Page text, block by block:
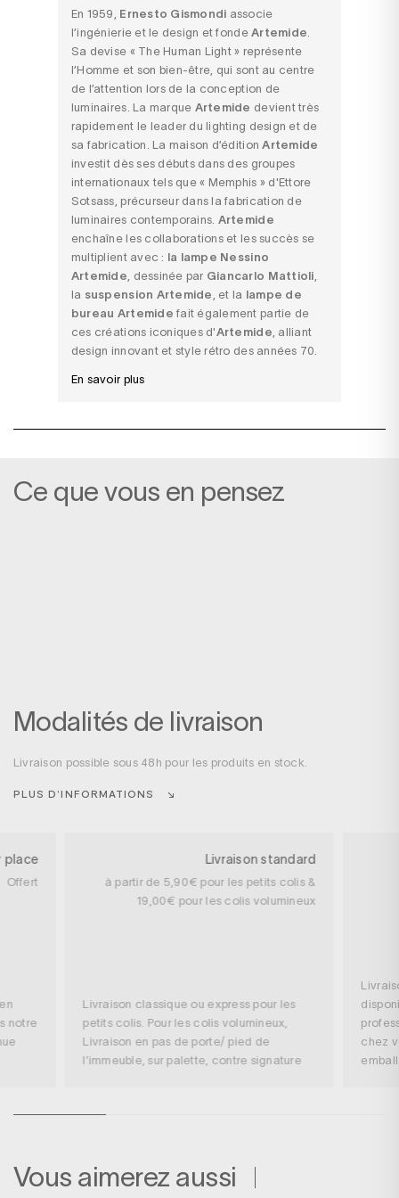
En 1959, Ernesto Gismondi associe
l’ingénierie et le design et fondeArtemide
Sa devise « The Human Light » représente
l’Homme et son bien-être, qui sont au centre
de l’attention lors de la conception de
luminaires. La marque Artemide devient très
rapidement le leader du lighting design et de
sa fabrication. La maison d’éditionArtemide
investit dès ses débuts dans des groupes
internationaux tels que « Memphis » d'Ettore
Sotsass, précurseur dans la fabrication de
luminaires contemporains. Artemide
enchaîne les collaborations et les succès se
multiplient avec : la lampe Nessino
Artemide , dessinée par Giancarlo Mattioli
la suspension Artemide , et la lampe de
bureau Artemide fait également partie de
ces créations iconiques d'Artemide , alliant
design innovant et style rétro des années 70.
En savoir plus
Ce que vous en pensez
Modalités de livraison
Livraison possible sous 48h pour les produits en stock.
PLUS D’INFORMATIONS
place
Offert
notre
Livraison standard
à partir de 5,90€ pour les petits colis &
19,00€ pour les colis volumineux
Livraison classique ou express pour les
petits colis. Pour les colis volumineux,
Livraison en pas de porte/ pied de
l’immeuble, sur palette, contre signature
chez
Vous aimerez aussi